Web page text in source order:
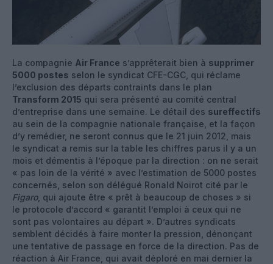
La compagnie Air France s’apprêterait bien à supprimer
5000 postes selon le syndicat CFE-CGC, qui réclame
l’exclusion des départs contraints dans le plan
Transform 2015 qui sera présenté au comité central
d’entreprise dans une semaine. Le détail des sureffectifs
au sein de la compagnie nationale française, et la façon
d’y remédier, ne seront connus que le 21 juin 2012, mais
le syndicat a remis sur la table les chiffres parus il y a un
mois et démentis à l’époque par la direction : on ne serait
« pas loin de la vérité » avec l’estimation de 5000 postes
concernés, selon son délégué Ronald Noirot cité par le
Figaro, qui ajoute être « prêt à beaucoup de choses » si
le protocole d’accord « garantit l’emploi à ceux qui ne
sont pas volontaires au départ ». D’autres syndicats
semblent décidés à faire monter la pression, dénonçant
une tentative de passage en force de la direction. Pas de
réaction à Air France, qui avait déploré en mai dernier la